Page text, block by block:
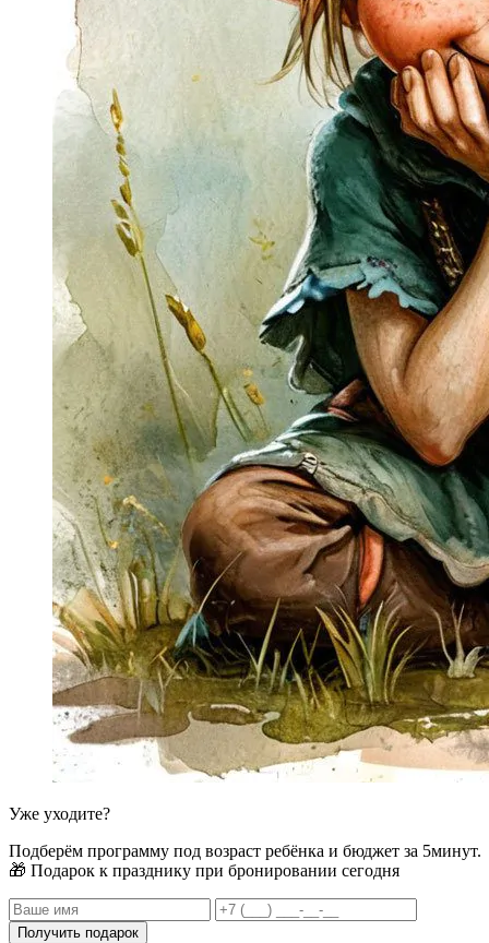
Уже уходите?
Подберём программу под возраст ребёнка и бюджет за 5минут.
🎁 Подарок к празднику при бронировании сегодня
Получить подарок